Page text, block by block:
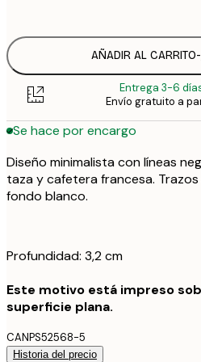
AÑADIR AL CARRITO-
Entrega 3-6
Envío gratuito a
Se hace por encargo
Diseño minimalista con líneas
taza y cafetera francesa.
fondo blanco.
Profundidad: 3,2 cm
Este motivo está impreso
superficie plana.
CANPS52568-5
Historia del precio